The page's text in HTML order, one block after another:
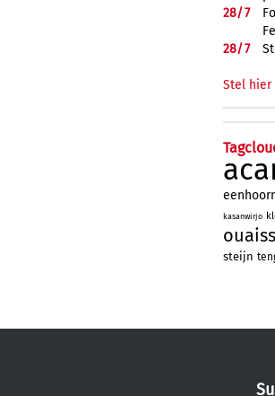
28/7
28/7
Stel hier
kasanwirjo
steijn